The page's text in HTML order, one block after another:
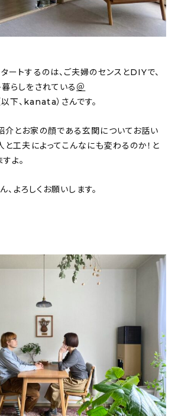
ートするのは、ご夫婦のセンスとDIYで、
らしをされている ＠
以下、kanata）さんです。
とお家の顔である玄関についてお話い
と工夫によってこんなにも変わるのか！と
よ。
よろしくお願いします。